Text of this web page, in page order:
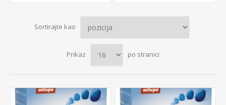
Sortirajte kao
Prikaz po stranici